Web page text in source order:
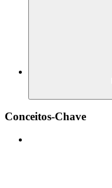
Conceitos-Chave